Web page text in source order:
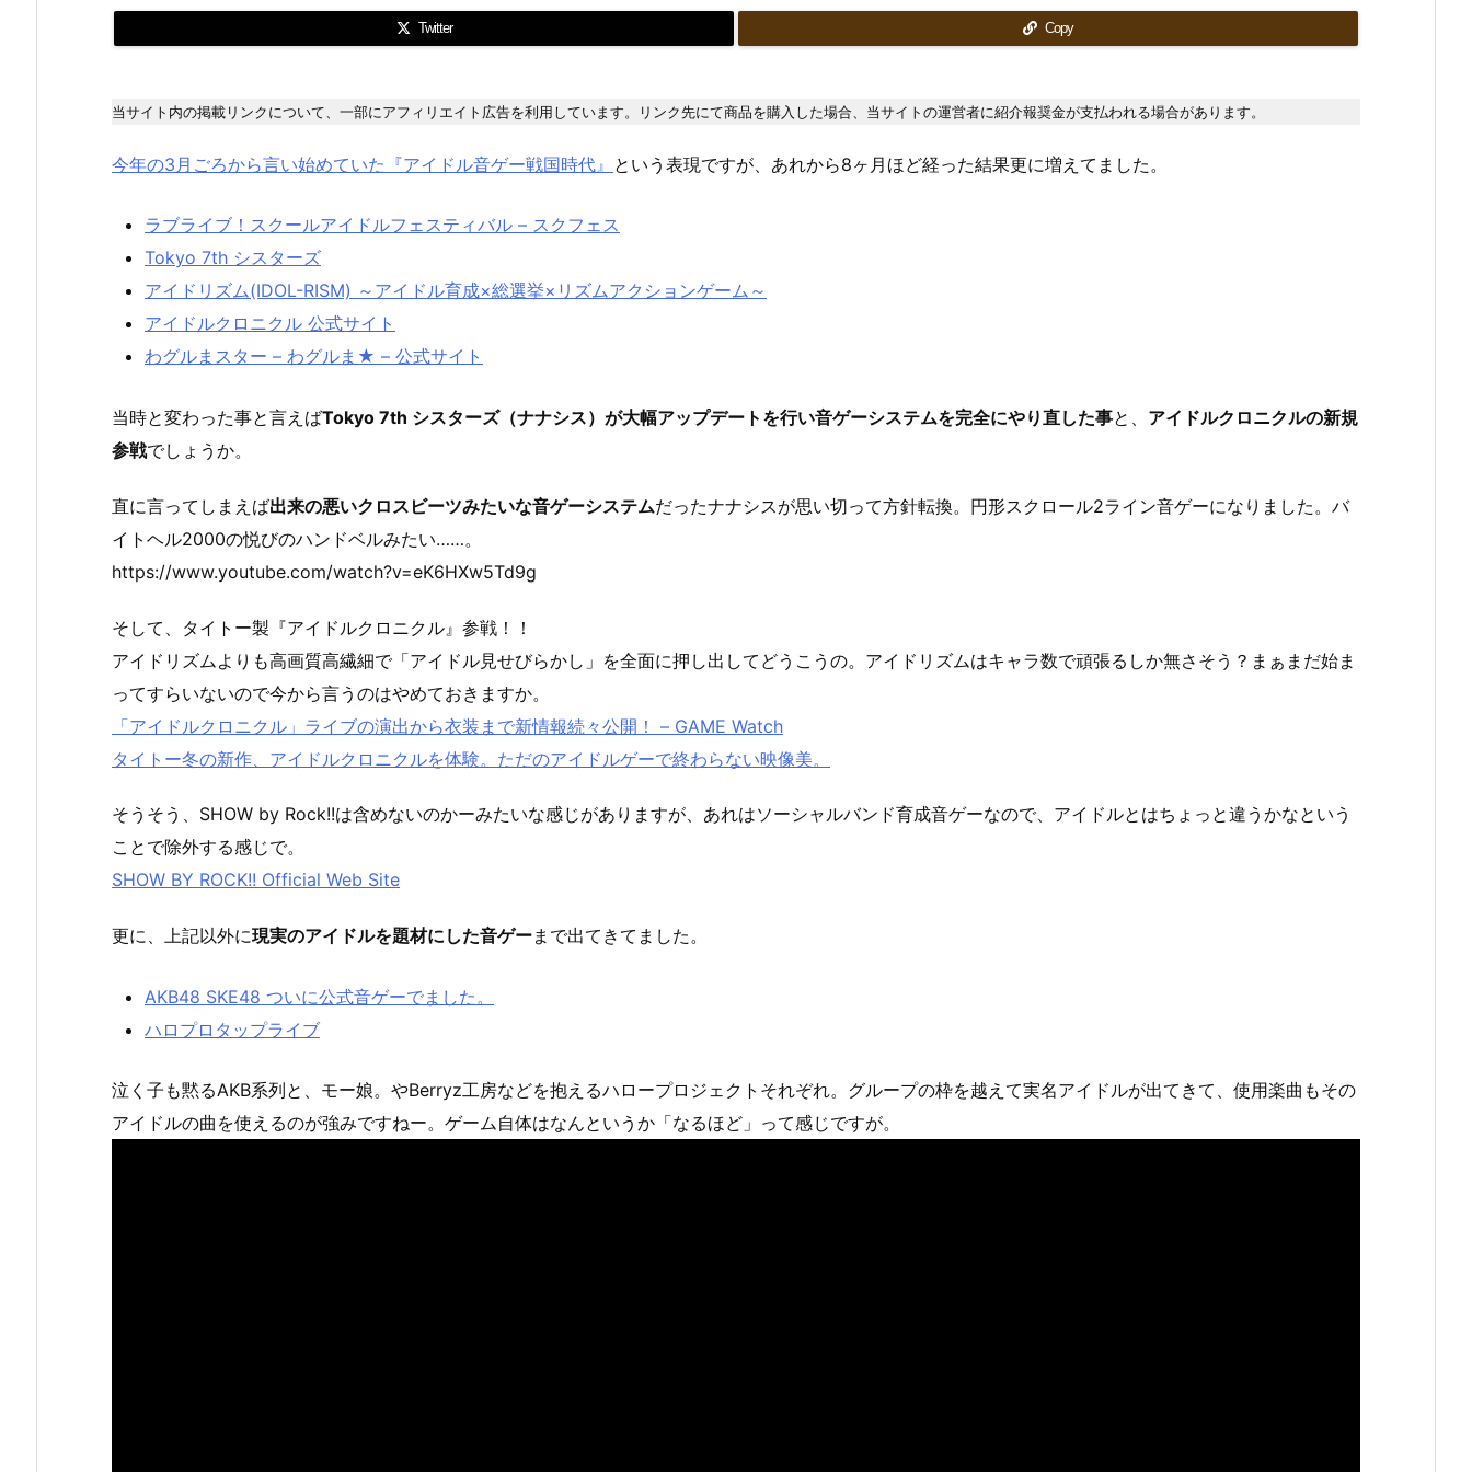
Twitter Copy
当サイト内の掲載リンクについて、一部にアフィリエイト広告を利用しています。リンク先にて商品を購入した場合、当サイトの運営者に紹介報奨金が支払われる場合があります。
今年の3月ごろから言い始めていた『アイドル音ゲー戦国時代』 という表現ですが、あれから8ヶ月ほど経った結果更に増えてました。
ラブライブ！スクールアイドルフェスティバル – スクフェス
Tokyo 7th シスターズ
アイドリズム(IDOL-RISM) ～アイドル育成×総選挙×リズムアクションゲーム～
アイドルクロニクル 公式サイト
わグルまスター – わグルま★ – 公式サイト
当時と変わった事と言えばTokyo 7th シスターズ（ナナシス）が大幅アップデートを行い音ゲーシステムを完全にやり直した事と、 アイドルクロニクルの新規
参戦でしょうか。
直に言ってしまえば出来の悪いクロスビーツみたいな音ゲーシステムだったナナシスが思い切って方針転換。円形スクロール2ライン音ゲーになりました。バ
イトヘル2000の悦びのハンドベルみたい……。
https://www.youtube.com/watch?v=eK6HXw5Td9g
そして、タイトー製『アイドルクロニクル』参戦！！
アイドリズムよりも高画質高繊細で「アイドル見せびらかし」を全面に押し出してどうこうの。アイドリズムはキャラ数で頑張るしか無さそう？まぁまだ始ま
ってすらいないので今から言うのはやめておきますか。
「アイドルクロニクル」ライブの演出から衣装まで新情報続々公開！ – GAME Watch
タイトー冬の新作、アイドルクロニクルを体験。ただのアイドルゲーで終わらない映像美。
そうそう、SHOW by Rock!!は含めないのかーみたいな感じがありますが、あれはソーシャルバンド育成音ゲーなので、アイドルとはちょっと違うかなという
ことで除外する感じで。
SHOW BY ROCK!! Official Web Site
更に、上記以外に現実のアイドルを題材にした音ゲーまで出てきてました。
AKB48 SKE48 ついに公式音ゲーでました。
ハロプロタップライブ
泣く子も黙るAKB系列と、モー娘。やBerryz工房などを抱えるハロープロジェクトそれぞれ。グループの枠を越えて実名アイドルが出てきて、使用楽曲もその
アイドルの曲を使えるのが強みですねー。ゲーム自体はなんというか「なるほど」って感じですが。